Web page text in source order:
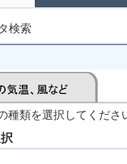
検索
類を選択してくださ